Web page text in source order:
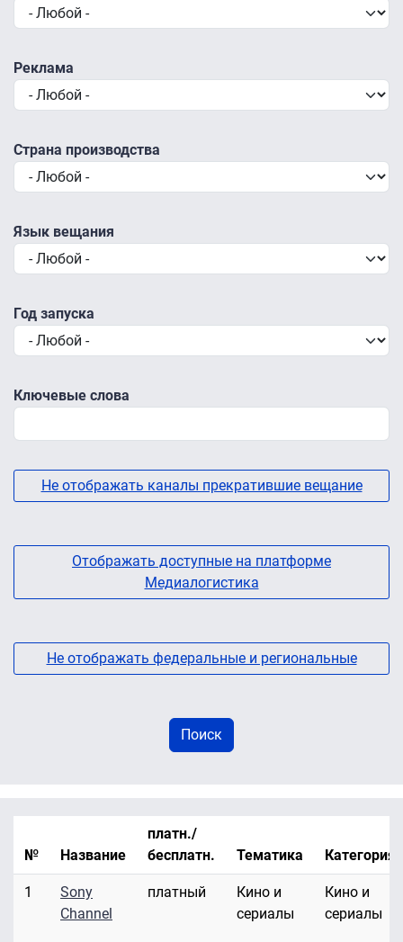
Реклама
Страна производства
Язык вещания
Год запуска
Ключевые слова
Не отображать каналы прекратившие вещание
Отображать доступные на платформе
Медиалогистика
Не отображать федеральные и региональные
№ Название
платн./
бесплатн.
Тематика Категория
1
Sony
Channel
платный
Кино и
сериалы
Кино и
сериалы